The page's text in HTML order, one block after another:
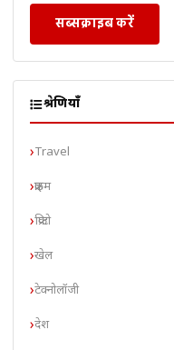
सब्सक्राइब करें
श्रेणियाँ
Travel
क्राइम
क्रिप्टो
खेल
टेक्नोलॉजी
देश